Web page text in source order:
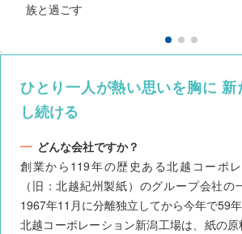
族と過ごす
ひとり一人が熱い思いを胸に
し続ける
どんな会社ですか？
創業から119年の歴史ある北越コーポ
（旧：北越紀州製紙）のグループ会社の
1967年11月に分離独立してから今年で59年
北越コーポレーション新潟工場は、紙の